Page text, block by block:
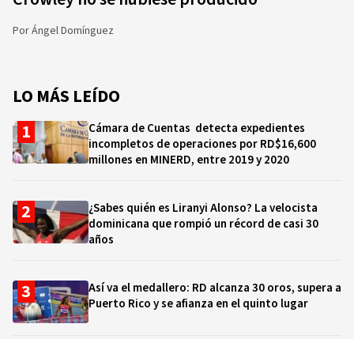
PorÁngel Domínguez
LO MÁS LEÍDO
Cámara de Cuentas detecta expedientes
incompletos de operaciones por RD$16,600
millones en MINERD, entre 2019 y 2020
¿Sabes quién es Liranyi Alonso? La velocista
dominicana que rompió un récord de casi 30
años
Así va el medallero: RD alcanza 30 oros, supera a
Puerto Rico y se afianza en el quinto lugar